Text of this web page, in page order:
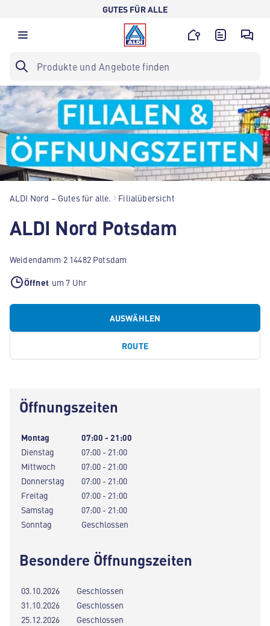
GUTES FÜR ALLE
ALDI Nord – Gutes für alle. Filialübersicht
ALDI Nord Potsdam
Weidendamm 2 14482 Potsdam
Öffnet um 7 Uhr
AUSWÄHLEN
ROUTE
Öffnungszeiten
Montag
07:00 - 21:00
Dienstag
07:00 - 21:00
Mittwoch
07:00 - 21:00
Donnerstag
07:00 - 21:00
Freitag
07:00 - 21:00
Samstag
07:00 - 21:00
Sonntag
Geschlossen
Besondere Öffnungszeiten
03.10.2026
Geschlossen
31.10.2026
Geschlossen
25.12.2026
Geschlossen